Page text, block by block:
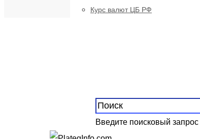
Курс валют ЦБ РФ
Введите поисковый